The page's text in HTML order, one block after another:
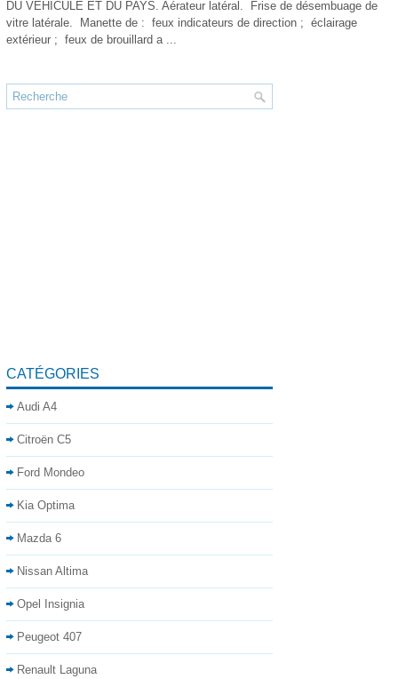
DU VÉHICULE ET DU PAYS. Aérateur latéral. Frise de désembuage de
vitre latérale. Manette de : feux indicateurs de direction ; éclairage
extérieur ; feux de brouillard a ...
CATÉGORIES
Audi A4
Citroën C5
Ford Mondeo
Kia Optima
Mazda 6
Nissan Altima
Opel Insignia
Peugeot 407
Renault Laguna